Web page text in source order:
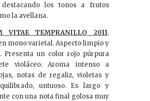
destacando los tonos a frutos
la avellana.
VITAE TEMPRANILLO 2011.
mono varietal. Aspecto limpio y
Presenta un color rojo púrpura
violáceo. Aroma intenso a
notas de regaliz, violetas y
untuoso. Es largo y
con una nota final golosa muy